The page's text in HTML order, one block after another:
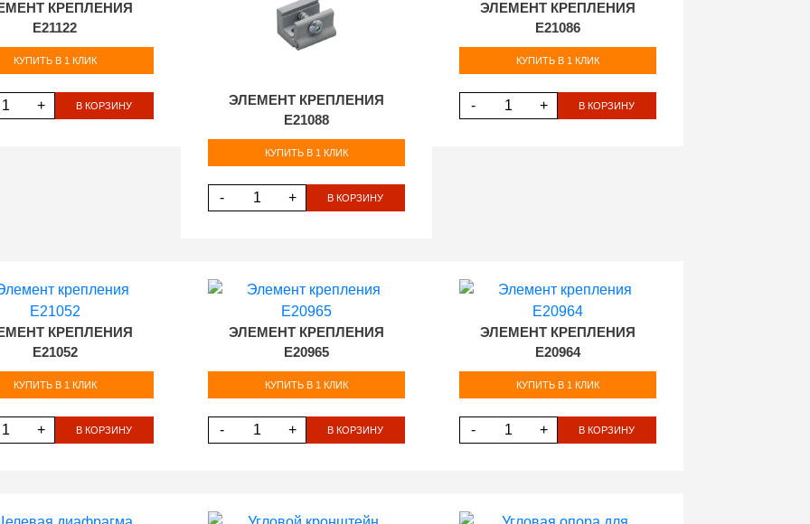
КРЕПЛЕНИЯ
E21122
КУПИТЬ В 1 КЛИК
+ В КОРЗИНУ
ЭЛЕМЕНТ КРЕПЛЕНИЯ
E21088
КУПИТЬ В 1 КЛИК
- + В КОРЗИНУ
ЭЛЕМЕНТ КРЕПЛЕНИЯ
E21086
КУПИТЬ В 1 КЛИК
- + В КОРЗИНУ
КРЕПЛЕНИЯ
E21052
КУПИТЬ В 1 КЛИК
+ В КОРЗИНУ
ЭЛЕМЕНТ КРЕПЛЕНИЯ
E20965
КУПИТЬ В 1 КЛИК
- + В КОРЗИНУ
ЭЛЕМЕНТ КРЕПЛЕНИЯ
E20964
КУПИТЬ В 1 КЛИК
- + В КОРЗИНУ